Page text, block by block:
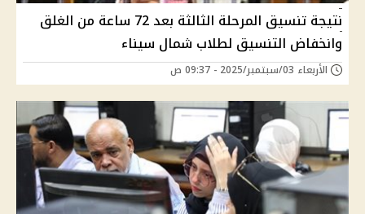
نتيجة تنسيق المرحلة الثالثة بعد 72 ساعة من الغلق
وانخفاض التنسيق لطلاب شمال سيناء
الأربعاء 03/سبتمبر/2025 - 09:37 ص